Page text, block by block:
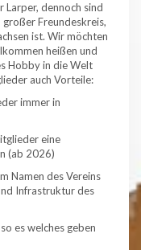
Larper, dennoch sind
Freundeskreis,
ist. Wir möchten
heißen und
Hobby in die Welt
auch Vorteile:
immer in
eine
(ab 2026)
Namen des Vereins
Infrastruktur des
es welches geben